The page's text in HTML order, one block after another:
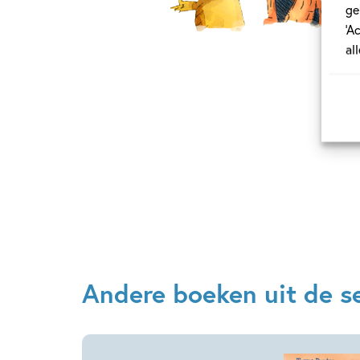
Andere boeken uit de